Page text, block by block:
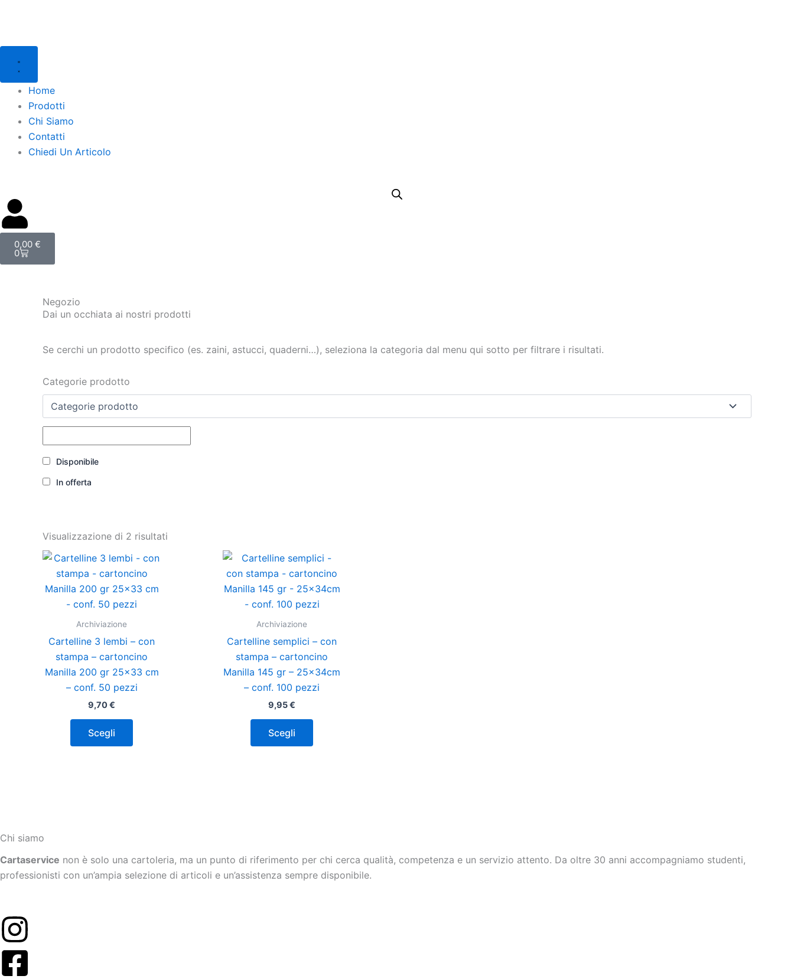
Home
Prodotti
Chi Siamo
Contatti
Chiedi Un Articolo
0,00 €
0
Carrello
Negozio
Dai un occhiata ai nostri prodotti
Se cerchi un prodotto specifico (es. zaini, astucci, quaderni…), seleziona la categoria dal menu qui sotto per filtrare i risultati.
Categorie prodotto
Disponibile
In offerta
Visualizzazione di 2 risultati
Archiviazione
Cartelline 3 lembi – con
stampa – cartoncino
Manilla 200 gr 25×33 cm
– conf. 50 pezzi
9,70€
Scegli
Questo
prodotto
ha
più
del
Archiviazione
Cartelline semplici – con
stampa – cartoncino
Manilla 145 gr – 25x34cm
– conf. 100 pezzi
9,95€
Scegli
Questo
prodotto
ha
più
del
Chi siamo
Cartaservice non è solo una cartoleria, ma un punto di riferimento per chi cerca qualità, competenza e un servizio attento. Da oltre 30 anni accompagniamo studenti,
professionisti con un’ampia selezione di articoli e un’assistenza sempre disponibile.